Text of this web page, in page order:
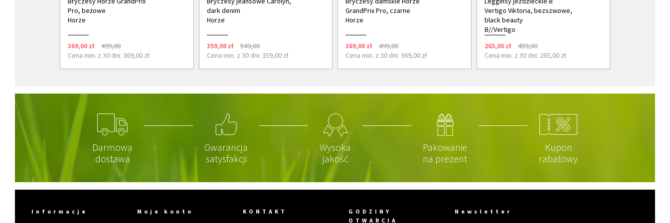
Pro, beżowe
Horze
369,00 zł
499,00
Cena min. z 30 dni: 369,00 zł
dark denim
Horze
359,00 zł
549,00
Cena min. z 30 dni: 359,00 zł
GrandPrix Pro, czarne
Horze
369,00 zł
499,00
Cena min. z 30 dni: 369,00 zł
Vertigo Viktoria, bezszwowe,
black beauty
B//Vertigo
265,00 zł
459,00
Cena min. z 30 dni: 265,00 zł
Darmowa
dostawa
Gwarancja
satysfakcji
Wysoka
jakość
Pakowanie
na prezent
Kupon
rabatowy
Informacje Moje konto KONTAKT
GODZINY
OTWARCIA
Newsletter